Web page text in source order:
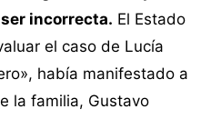
incorrecta. El Estado
el caso de Lucía
había manifestado a
la familia, Gustavo